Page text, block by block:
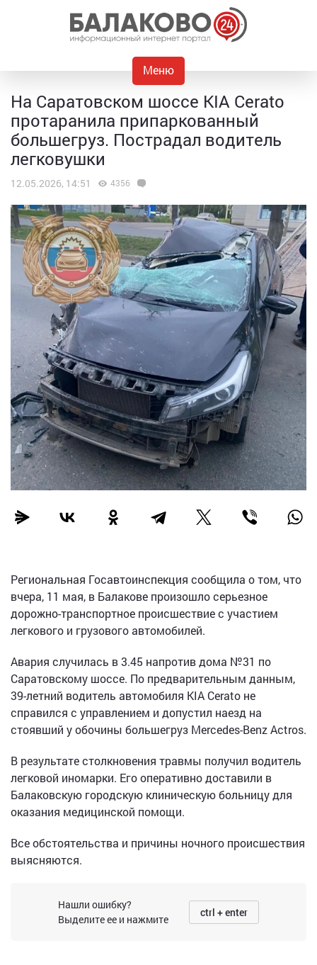
Меню
На Саратовском шоссе KIA Cerato
протаранила припаркованный
большегруз. Пострадал водитель
легковушки
12.05.2026, 14:51 4356
Региональная Госавтоинспекция сообщила о том, что
вчера, 11 мая, в Балакове произошло серьезное
дорожно-транспортное происшествие с участием
легкового и грузового автомобилей.
Авария случилась в 3.45 напротив дома №31 по
Саратовскому шоссе. По предварительным данным,
39-летний водитель автомобиля KIA Cerato не
справился с управлением и допустил наезд на
стоявший у обочины большегруз Mercedes-Benz Actros.
В результате столкновения травмы получил водитель
легковой иномарки. Его оперативно доставили в
Балаковскую городскую клиническую больницу для
оказания медицинской помощи.
Все обстоятельства и причины ночного происшествия
выясняются.
Нашли ошибку?
Выделите ее и нажмите
ctrl + enter